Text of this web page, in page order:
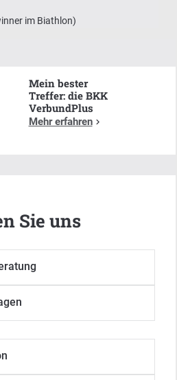
Sie uns
im Biathlon)
Mein bester
Treffer: die BKK
VerbundPlus
Mehr erfahren
im Biathlon)